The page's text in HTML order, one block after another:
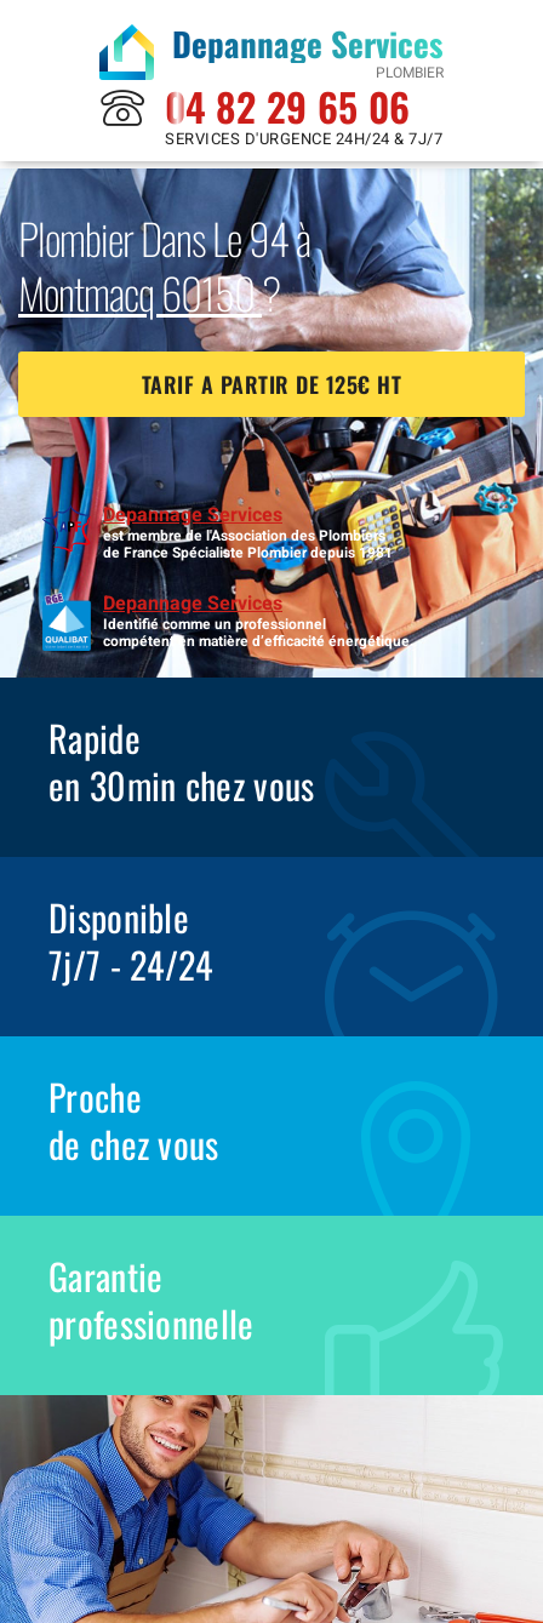
Depannage Services
PLOMBIER
04 82 29 65 06
SERVICES D'URGENCE 24H/24 & 7J/7
Plombier Dans Le 94 à
Montmacq 60150?
TARIF A PARTIR DE 125€ HT
Depannage Services
est membre de l'Association des Plombiers
de France Spécialiste Plombier depuis 1981
Depannage Services
Identifié comme un professionnel
compétent en matière d’efficacité énergétique.
Rapide
en 30min chez vous
Disponible
7j/7 - 24/24
Proche
de chez vous
Garantie
professionnelle